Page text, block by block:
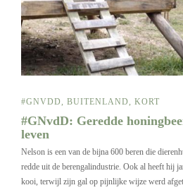
#GNVDD BUITENLAND KORT
#GNvdD: Geredde
leven
Nelson is een van de bijna 600 beren die
redde uit de berengalindustrie. Ook al heeft hij
kooi, terwijl zijn gal op pijnlijke wijze werd